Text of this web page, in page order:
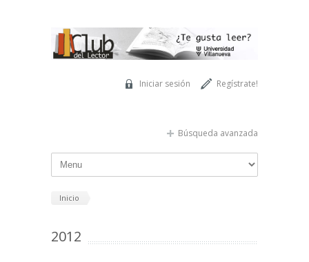
Regístrate!
Iniciar sesión
Búsqueda avanzada
Inicio
2012